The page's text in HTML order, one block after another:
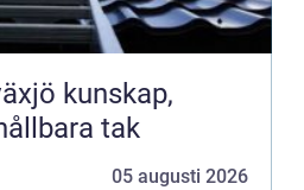
tak
05 augusti 2026